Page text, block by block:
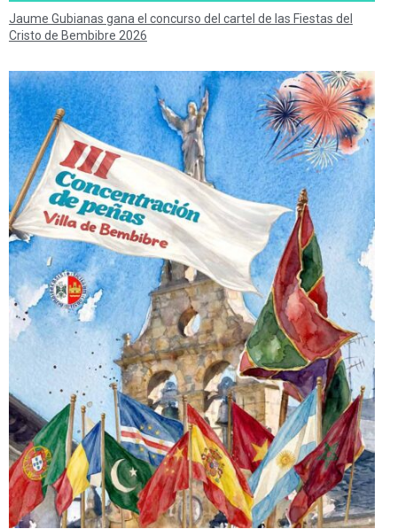
Jaume Gubianas gana el concurso del cartel de las Fiestas del
Cristo de Bembibre 2026